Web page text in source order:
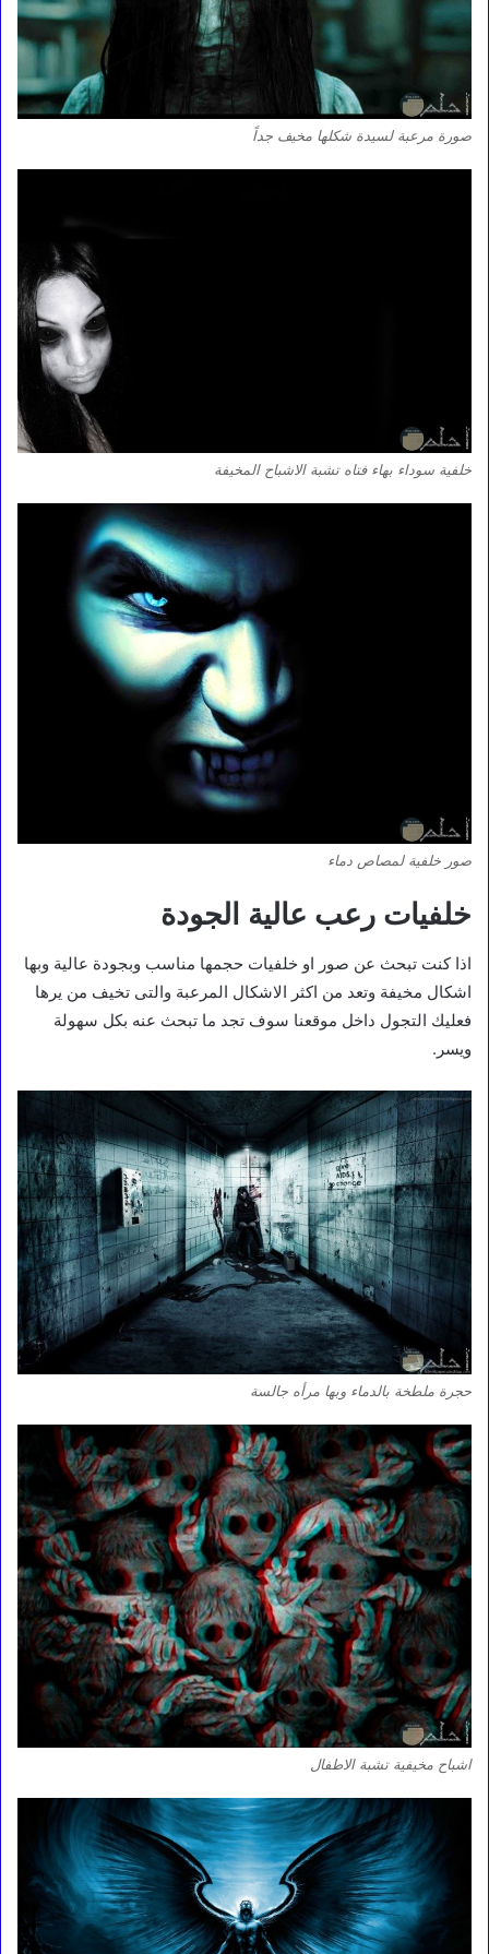
صورة مرعبة لسيدة شكلها مخيف جداً
خلفية سوداء بهاء فتاه تشبة الاشباح المخيفة
صور خلفية لمصاص دماء
خلفيات رعب عالية الجودة
اذا كنت تبحث عن صور او خلفيات حجمها مناسب وبجودة عالية وبها
اشكال مخيفة وتعد من اكثر الاشكال المرعبة والتى تخيف من يرها
فعليك التجول داخل موقعنا سوف تجد ما تبحث عنه بكل سهولة
ويسر.
حجرة ملطخة بالدماء وبها مرأه جالسة
اشباح مخيفية تشبة الاطفال